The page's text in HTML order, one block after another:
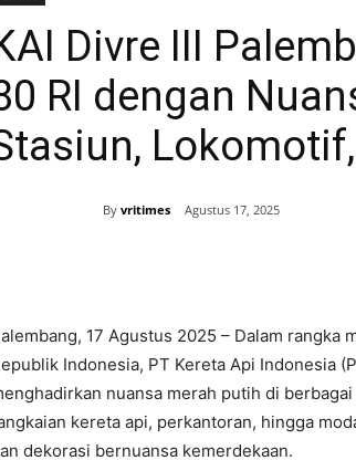
Divre III
RI dengan
By vritimes Agustus 17, 2025
17 Agustus 2025 – Dalam rangka
Indonesia, PT Kereta Api Indonesia
nuansa merah putih di
kereta api, perkantoran, hingga
dekorasi bernuansa kemerdekaan.